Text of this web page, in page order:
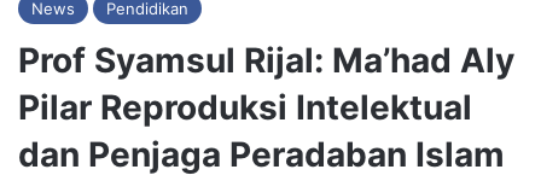
News Pendidikan
Prof Syamsul Rijal: Ma’had Aly
Pilar Reproduksi Intelektual
dan Penjaga Peradaban Islam